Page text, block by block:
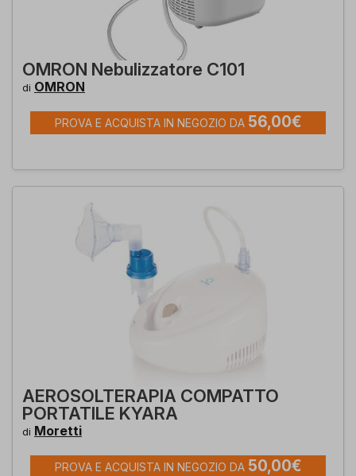
OMRON Nebulizzatore C101
di OMRON
PROVA E ACQUISTA IN NEGOZIO DA 56,00€
AEROSOLTERAPIA COMPATTO
PORTATILE KYARA
di Moretti
PROVA E ACQUISTA IN NEGOZIO DA 50,00€